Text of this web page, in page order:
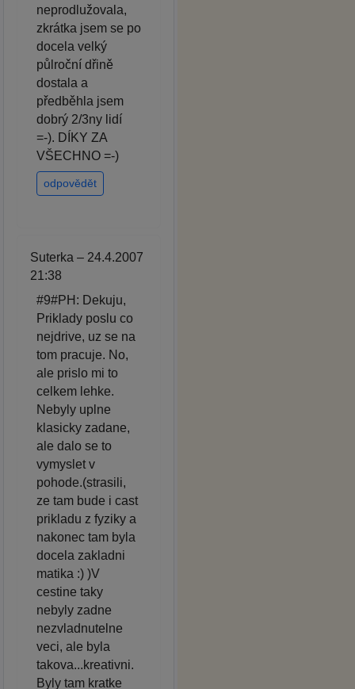
neprodlužovala,
zkrátka jsem se po
docela velký
půlroční dřině
dostala a
předběhla jsem
dobrý 2/3ny lidí
=-). DÍKY ZA
VŠECHNO =-)
odpovědět
Suterka – 24.4.2007
21:38
#9#PH: Dekuju,
Priklady poslu co
nejdrive, uz se na
tom pracuje. No,
ale prislo mi to
celkem lehke.
Nebyly uplne
klasicky zadane,
ale dalo se to
vymyslet v
pohode.(strasili,
ze tam bude i cast
prikladu z fyziky a
nakonec tam byla
docela zakladni
matika :) )V
cestine taky
nebyly zadne
nezvladnutelne
veci, ale byla
takova...kreativni.
Byly tam kratke